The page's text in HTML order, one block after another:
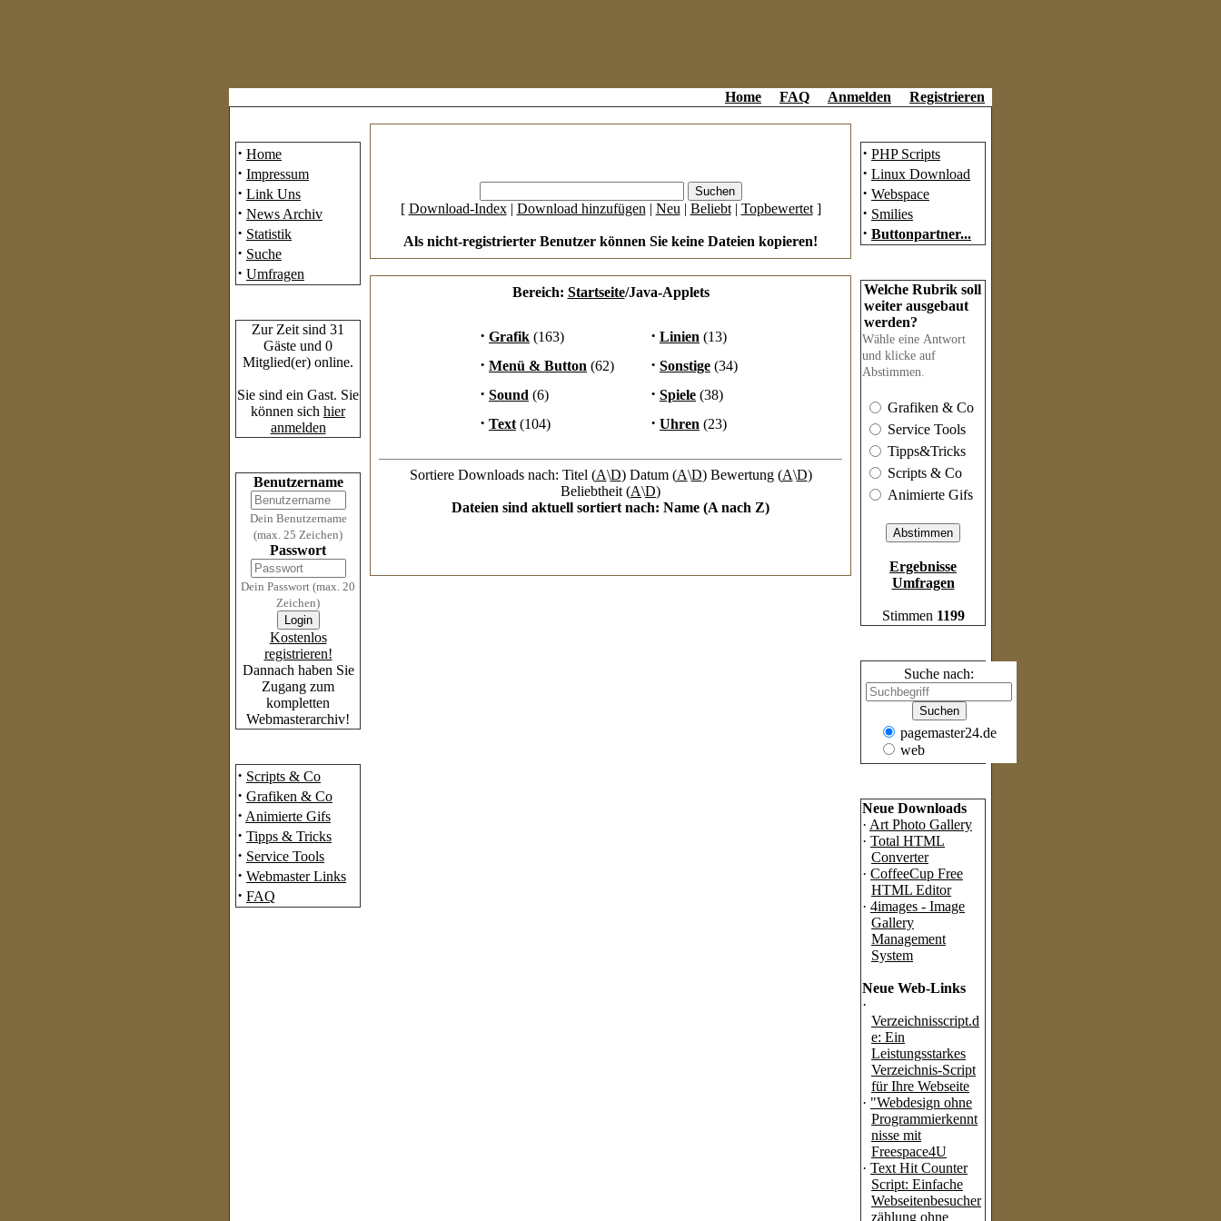
Home FAQ Anmelden Registrieren
· Home
· Impressum
· Link Uns
· News Archiv
· Statistik
· Suche
· Umfragen
Zur Zeit sind 31
Gäste und 0
Mitglied(er) online.
Sie sind ein Gast. Sie
können sich hier
anmelden
Benutzername
Dein Benutzername
(max. 25 Zeichen)
Passwort
Dein Passwort (max. 20
Zeichen)
Kostenlos
registrieren!
Dannach haben Sie
Zugang zum
kompletten
Webmasterarchiv!
· Scripts & Co
· Grafiken & Co
· Animierte Gifs
· Tipps & Tricks
· Service Tools
· Webmaster Links
· FAQ
[ Download-Index| Download hinzufügen | Neu | Beliebt| Topbewertet]
Als nicht-registrierter Benutzer können Sie keine Dateien kopieren!
Bereich: Startseite/Java-Applets
· Grafik (163) · Linien (13)
· Menü & Button (62) · Sonstige (34)
· Sound (6) · Spiele (38)
· Text (104) · Uhren (23)
Sortiere Downloads nach: Titel (A\D) Datum (A\D) Bewertung (A\D)
Beliebtheit (A\D)
Dateien sind aktuell sortiert nach: Name (A nach Z)
· PHP Scripts
· Linux Download
· Webspace
· Smilies
· Buttonpartner...
Welche Rubrik soll
weiter ausgebaut
werden?
Wähle eine Antwort
und klicke auf
Abstimmen.
Grafiken & Co
Service Tools
Tipps&Tricks
Scripts & Co
Animierte Gifs
Ergebnisse
Umfragen
Stimmen 1199
Suche nach:
pagemaster24.de
web
Neue Downloads
· Art Photo Gallery
· Total HTML
Converter
· CoffeeCup Free
HTML Editor
· 4images - Image
Gallery
Management
System
Neue Web-Links
·
Verzeichnisscript.d
e: Ein
Leistungsstarkes
Verzeichnis-Script
für Ihre Webseite
· "Webdesign ohne
Programmierkennt
nisse mit
Freespace4U
· Text Hit Counter
Script: Einfache
Webseitenbesucher
zählung ohne